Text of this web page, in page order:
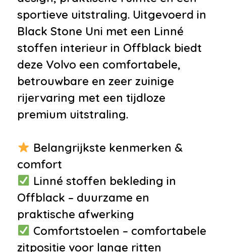
•Stuurwiel multifunctioneel
Interieur
•Airco
•Armsteun voor
•Bestuurdersstoel in hoogte
verstelbaar
dimmend
•Boordcomputer
•Comfortstoel(en)
•Decor aluminium
•Elektrische ramen voor en
achter
•Hoofdsteunen voor en achter
sportieve uitstraling. Uitgevoerd in
Black Stone Uni met een Linné
stoffen interieur in Offblack biedt
deze Volvo een comfortabele,
betrouwbare en zeer zuinige
rijervaring met een tijdloze
premium uitstraling.
Belangrijkste kenmerken &
comfort
Linné stoffen bekleding in
Offblack – duurzame en
praktische afwerking
Comfortstoelen – comfortabele
zitpositie voor lange ritten